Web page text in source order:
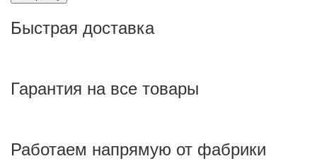
Быстрая доставка
Гарантия на все товары
Работаем напрямую от фабрики